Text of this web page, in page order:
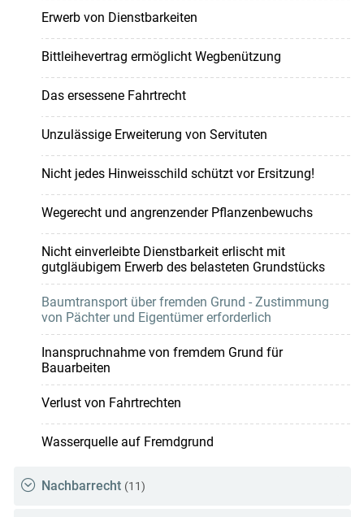
Erwerb von Dienstbarkeiten
Bittleihevertrag ermöglicht Wegbenützung
Das ersessene Fahrtrecht
Unzulässige Erweiterung von Servituten
Nicht jedes Hinweisschild schützt vor Ersitzung!
Wegerecht und angrenzender Pflanzenbewuchs
Nicht einverleibte Dienstbarkeit erlischt mit
gutgläubigem Erwerb des belasteten Grundstücks
Baumtransport über fremden Grund - Zustimmung
von Pächter und Eigentümer erforderlich
Inanspruchnahme von fremdem Grund für
Bauarbeiten
Verlust von Fahrtrechten
Wasserquelle auf Fremdgrund
Nachbarrecht (11)